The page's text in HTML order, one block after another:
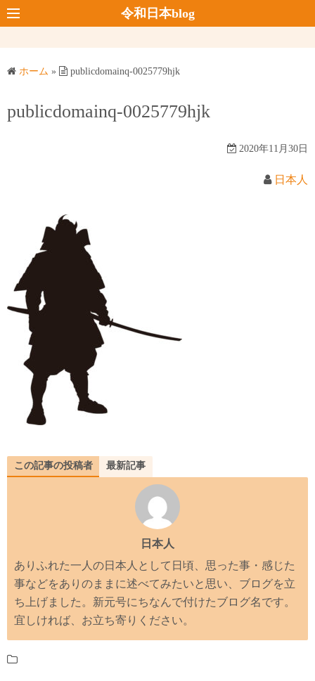
コ
ン
ス
令和日本blog
ホーム » publicdomainq-0025779hjk
publicdomainq-0025779hjk
2020年11月30日
日本人
この記事の投稿者 最新記事
日本人
ありふれた一人の日本人として日頃、思った事・感じた
事などをありのままに述べてみたいと思い、ブログを立
ち上げました。新元号にちなんで付けたブログ名です。
宜しければ、お立ち寄りください。